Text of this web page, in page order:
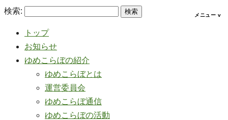
検索:
トップ
お知らせ
ゆめこらぼの紹介
ゆめこらぼとは
運営委員会
ゆめこらぼ通信
ゆめこらぼの活動